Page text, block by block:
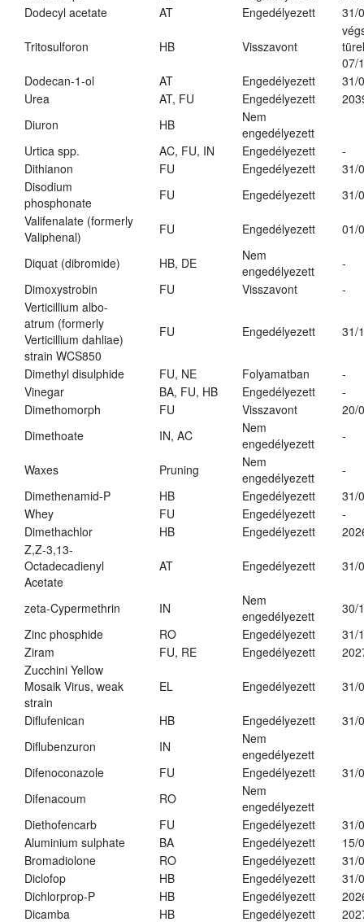
Dodecyl acetate
AT Engedélyezett 31/
Tritosulforon HB Visszavont
07/
Dodecan-1-ol
AT Engedélyezett
31/
Urea
AT, FU Engedélyezett
Diuron
HB
Nem
engedélyezett
Urtica spp.
AC, FU, IN Engedélyezett
-
Dithianon
FU Engedélyezett
31/
Disodium
phosphonate
FU Engedélyezett
31/
Valifenalate (formerly
Valiphenal)
FU Engedélyezett 01/
Diquat (dibromide) HB, DE
Nem
engedélyezett
-
Dimoxystrobin
FU Visszavont
-
Verticillium albo-
atrum (formerly
Verticillium dahliae)
strain WCS850
FU Engedélyezett 31/
Dimethyl disulphide FU, NE Folyamatban
-
Vinegar
BA, FU, HB Engedélyezett
-
Dimethomorph
FU Visszavont
20/
Dimethoate
IN, AC
Nem
engedélyezett
-
Waxes Pruning
Nem
engedélyezett
-
Dimethenamid-P
HB Engedélyezett
31/
Whey
FU Engedélyezett
-
Dimethachlor
HB Engedélyezett
Z,Z-3,13-
Octadecadienyl
Acetate
AT Engedélyezett 31/
zeta-Cypermethrin IN
Nem
engedélyezett
30/
Zinc phosphide
RO Engedélyezett
31/
Ziram
FU, RE Engedélyezett
Zucchini Yellow
Mosaik Virus, weak
strain
EL Engedélyezett 31/
Diflufenican HB Engedélyezett
31/
Diflubenzuron
IN
Nem
engedélyezett
Difenoconazole
FU Engedélyezett
31/
Difenacoum
RO
Nem
engedélyezett
Diethofencarb
FU Engedélyezett
31/
Aluminium sulphate
BA Engedélyezett
15/
Bromadiolone
RO Engedélyezett
31/
Diclofop
HB Engedélyezett
31/
Dichlorprop-P
HB Engedélyezett
Dicamba
HB Engedélyezett